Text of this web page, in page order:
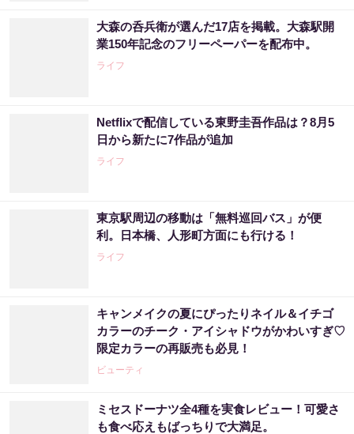
大森の呑兵衛が選んだ17店を掲載。大森駅開
業150年記念のフリーペーパーを配布中。
ライフ
Netflixで配信している東野圭吾作品は？8月5
日から新たに7作品が追加
ライフ
東京駅周辺の移動は「無料巡回バス」が便
利。日本橋、人形町方面にも行ける！
ライフ
キャンメイクの夏にぴったりネイル＆イチゴ
カラーのチーク・アイシャドウがかわいすぎ♡
限定カラーの再販売も必見！
ビューティ
ミセスドーナツ全4種を実食レビュー！可愛さ
も食べ応えもばっちりで大満足。